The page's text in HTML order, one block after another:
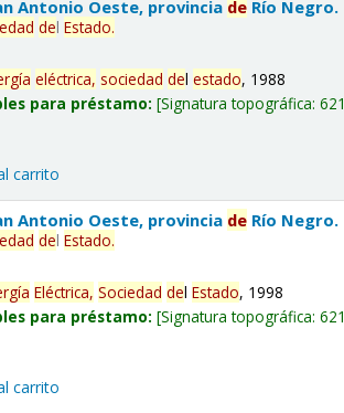
Antonio Oeste, provincia de Río Negro.
delEstado.
eléctrica, sociedad delestado, 1988
para préstamo: Signatura topográfica:
carrito
Antonio Oeste, provincia de Río Negro.
delEstado.
Eléctrica, Sociedad delEstado, 1998
para préstamo: Signatura topográfica:
carrito